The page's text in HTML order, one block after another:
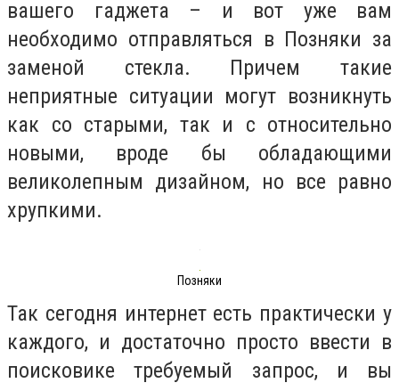
вашего гаджета – и вот уже вам
необходимо отправляться в Позняки за
заменой стекла. Причем такие
неприятные ситуации могут возникнуть
как со старыми, так и с относительно
новыми, вроде бы обладающими
великолепным дизайном, но все равно
хрупкими.
Позняки
Так сегодня интернет есть практически у
каждого, и достаточно просто ввести в
поисковике требуемый запрос, и вы